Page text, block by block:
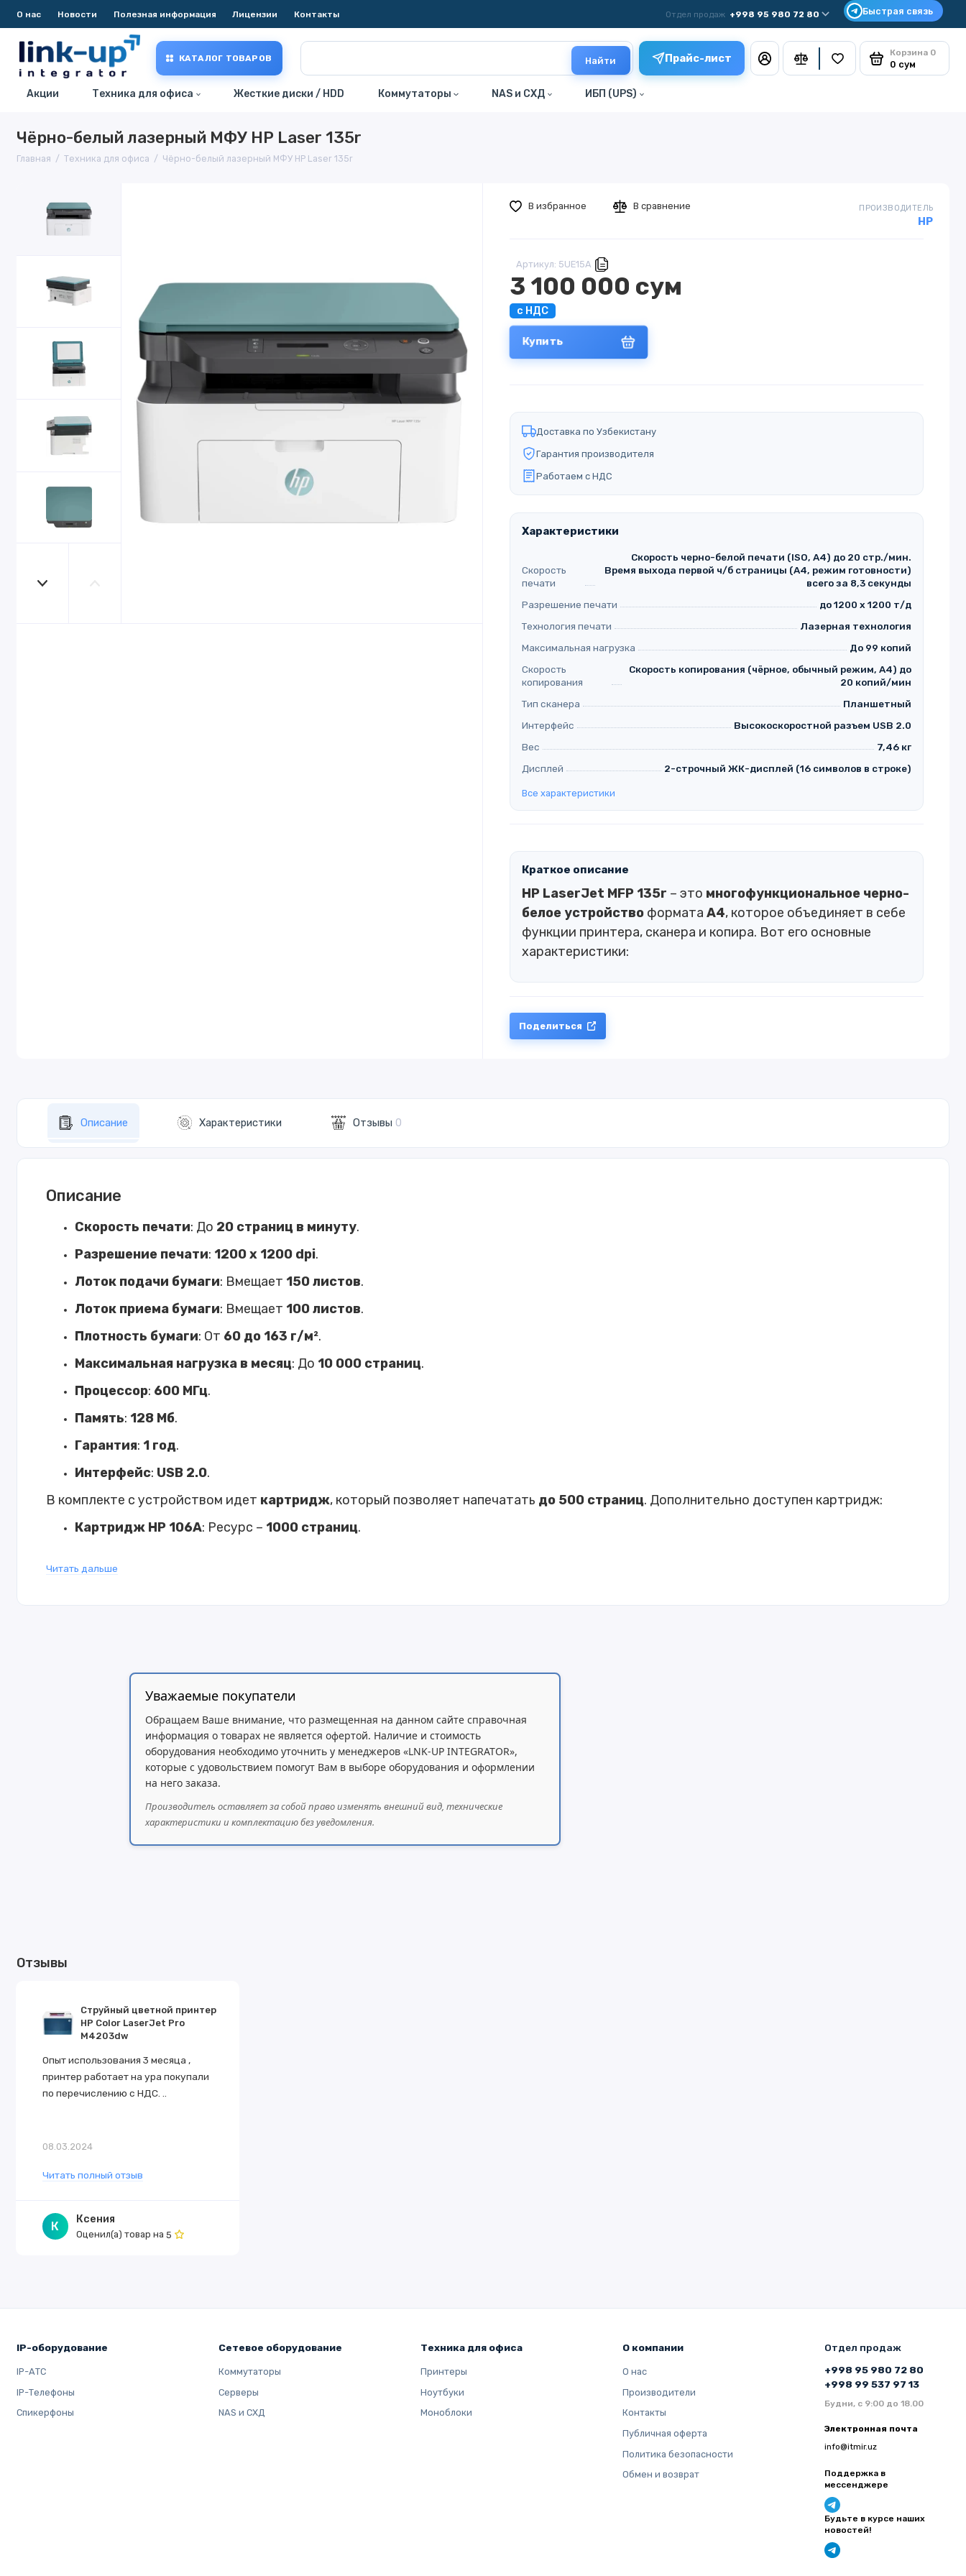
О нас Новости Полезная информация Лицензии Контакты Отдел продаж +998 95 980 72 80
КАТАЛОГ ТОВАРОВ Найти Прайс-лист Корзина 0
0 сум
Акции Техника для офиса Жесткие диски / HDD Коммутаторы NAS и СХД ИБП (UPS)
Чёрно-белый лазерный МФУ HP Laser 135r
Главная Техника для офиса Чёрно-белый лазерный МФУ HP Laser 135r
Артикул: 5UE15A
HP
ПРОИЗВОДИТЕЛЬ
3 100 000 сум
с НДС
Купить
Доставка по Узбекистану
Гарантия производителя
Работаем с НДС
В избранное В сравнение
Характеристики
Скорость
печати
Скорость черно-белой печати (ISO, A4) до 20 стр./мин.
Время выхода первой ч/б страницы (A4, режим готовности)
всего за 8,3 секунды
Разрешение печати
до 1200 х 1200 т/д
Технология печати
Лазерная технология
Максимальная нагрузка
До 99 копий
Скорость
копирования
Скорость копирования (чёрное, обычный режим, A4) до
20 копий/мин
Тип сканера
Планшетный
Интерфейс
Высокоскоростной разъем USB 2.0
Вес
7,46 кг
Дисплей
2-строчный ЖК-дисплей (16 символов в строке)
Все характеристики
Краткое описание
HP LaserJet MFP 135r – это многофункциональное черно-
белое устройствоформата А4, которое объединяет в себе
функции принтера, сканера и копира. Вот его основные
характеристики:
Поделиться
Описание Характеристики Отзывы 0
Описание
Скорость печати: До 20 страниц в минуту.
Разрешение печати: 1200 x 1200 dpi.
Лоток подачи бумаги: Вмещает 150 листов.
Лоток приема бумаги: Вмещает 100 листов.
Плотность бумаги: От 60 до 163 г/м².
Максимальная нагрузка в месяц: До 10 000 страниц.
Процессор: 600 МГц.
Память: 128 Мб.
Гарантия: 1 год.
Интерфейс: USB 2.0.
В комплекте с устройством идет картридж, который позволяет напечатать до 500 страниц. Дополнительно доступен картридж:
Картридж HP 106A: Ресурс – 1000 страниц.
печати и удобство в работе.
Читать дальше
Уважаемые покупатели
Обращаем Ваше внимание, что размещенная на данном сайте справочная
информация о товарах не является офертой. Наличие и стоимость
оборудования необходимо уточнить у менеджеров «LNK-UP INTEGRATOR»,
которые с удовольствием помогут Вам в выборе оборудования и оформлении
на него заказа.
Производитель оставляет за собой право изменять внешний вид, технические
характеристики и комплектацию без уведомления.
Отзывы
Струйный цветной принтер
HP Color LaserJet Pro
M4203dw
Опыт использования 3 месяца ,
принтер работает на ура покупали
по перечислению с НДС. ..
08.03.2024
Читать полный отзыв
К
Ксения
Оценил(а) товар на5
IP-оборудование
IP-АТС
IP-Телефоны
Спикерфоны
Сетевое оборудование
Коммутаторы
Серверы
NAS и СХД
Техника для офиса
Принтеры
Ноутбуки
Моноблоки
О компании
О нас
Производители
Контакты
Публичная оферта
Политика безопасности
Обмен и возврат
Отдел продаж
+998 95 980 72 80
+998 99 537 97 13
Будни, с 9:00 до 18.00
Электронная почта
info@itmir.uz
Поддержка в
мессенджере
Будьте в курсе наших
новостей!